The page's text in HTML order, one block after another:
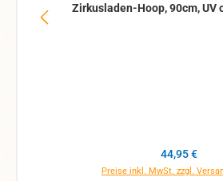
Zirkusladen-Hoop, 90cm, UV
Regulärer
44,95 €
Preise inkl. MwSt. zzgl.